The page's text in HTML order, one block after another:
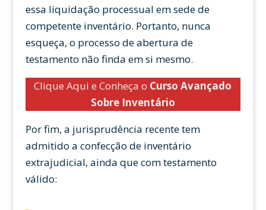
essa liquidação processual em sede de
competente inventário. Portanto, nunca
esqueça, o processo de abertura de
testamento não finda em si mesmo.
Clique Aqui e Conheça o Curso Avançado
Sobre Inventário
Por fim, a jurisprudência recente tem
admitido a confecção de inventário
extrajudicial, ainda que com testamento
válido: